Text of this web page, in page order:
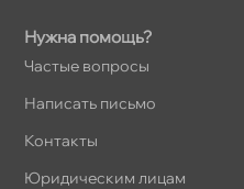
Нужна помощь?
Частые вопросы
Написать письмо
Контакты
Юридическим лицам